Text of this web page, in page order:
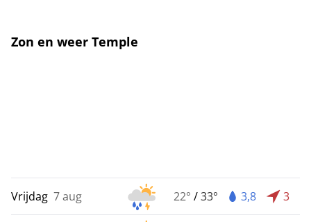
Zon en weer Temple
Vrijdag 7 aug 22° /33° 3,8 3